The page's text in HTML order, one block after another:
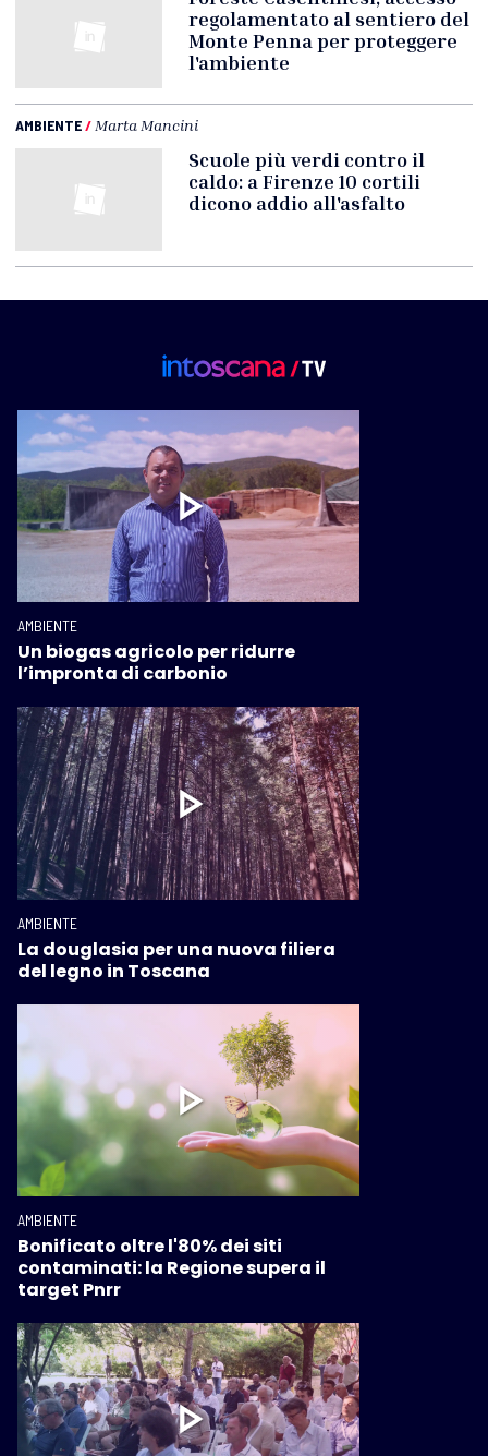
regolamentato al sentiero del
Monte Penna per proteggere
l'ambiente
AMBIENTE/ Marta Mancini
Scuole più verdi contro il
caldo: a Firenze 10 cortili
dicono addio all'asfalto
AMBIENTE
Un biogas agricolo per ridurre
l’impronta di carbonio
AMBIENTE
La douglasia per una nuova filiera
del legno in Toscana
AMBIENTE
Bonificato oltre l'80% dei siti
contaminati: la Regione supera il
target Pnrr